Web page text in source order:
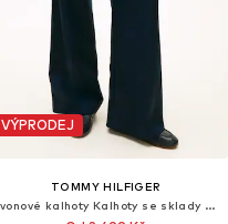
VÝPRODEJ
TOMMY HILFIGER
Zvonové kalhoty Kalhoty se sklady v pase